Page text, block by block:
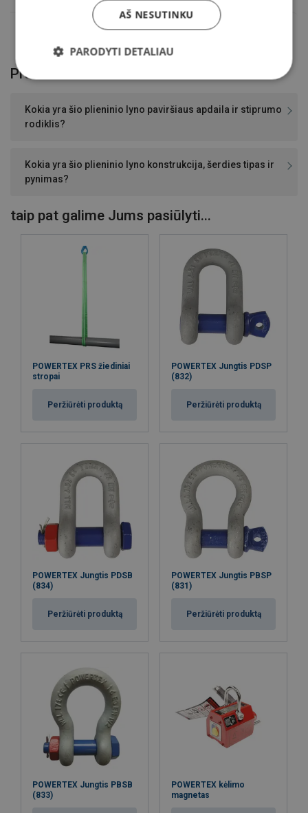
Produkto DUK
Kokia yra šio plieninio lyno paviršiaus apdaila ir stiprumo
rodiklis?
Kokia yra šio plieninio lyno konstrukcija, šerdies tipas ir
pynimas?
taip pat galime Jums pasiūlyti...
POWERTEX PRS žiediniai
stropai
Peržiūrėti produktą
POWERTEX Jungtis PDSP
(832)
Peržiūrėti produktą
POWERTEX Jungtis PDSB
(834)
Peržiūrėti produktą
POWERTEX Jungtis PBSP
(831)
Peržiūrėti produktą
POWERTEX Jungtis PBSB
(833)
POWERTEX kėlimo
magnetas
AŠ NESUTINKU
PARODYTI DETALIAU